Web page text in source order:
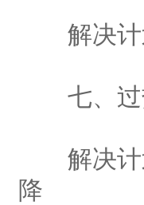
解决计
七、过
解决计划
降